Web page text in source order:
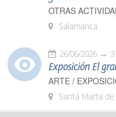
OTRAS
Salamanca
26/06/2026
Exposición El
ARTE /
Santa Marta